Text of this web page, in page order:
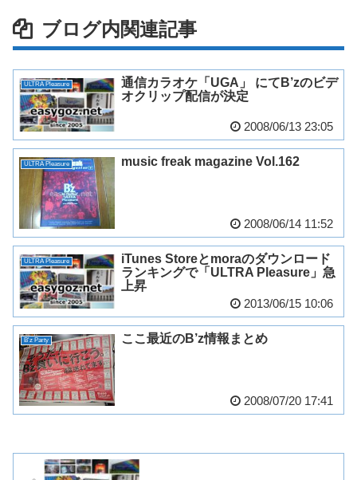
ブログ内関連記事
ULTRA Pleasure
通信カラオケ「UGA」 にてB’zのビデ
オクリップ配信が決定
2008/06/13 23:05
ULTRA Pleasure music freak magazine Vol.162
2008/06/14 11:52
ULTRA Pleasure
iTunes Storeとmoraのダウンロード
ランキングで「ULTRA Pleasure」急
上昇
2013/06/15 10:06
B'z Party ここ最近のB’z情報まとめ
2008/07/20 17:41